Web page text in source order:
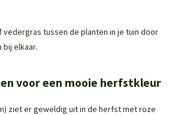
vedergras tussen de planten in je tuin door
elkaar.
voor een mooie herfstkleur
ziet er geweldig uit in de herfst met roze